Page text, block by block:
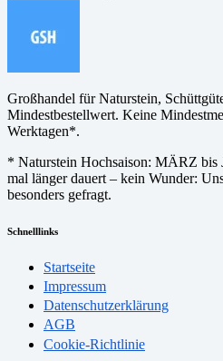
Großhandel für Naturstein,
Mindestbestellwert. Keine
Werktagen*.
* Naturstein Hochsaison: MÄRZ bis
mal länger dauert – kein Wunder:
besonders gefragt.
Schnelllinks
Startseite
Impressum
Datenschutzerklärung
AGB
Cookie-Richtlinie